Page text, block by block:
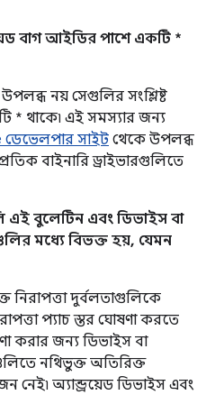
বাগ আইডির পাশে একটি *
নয় সেগুলির সংশ্লিষ্ট
* থাকে৷ এই সমস্যার জন্য
ডেভেলপার সাইট থেকে উপলব্ধ
বাইনারি ড্রাইভারগুলিতে
এই বুলেটিন এবং ডিভাইস বা
মধ্যে বিভক্ত হয়, যেমন
নিরাপত্তা দুর্বলতাগুলিকে
প্যাচ স্তর ঘোষণা করতে
করার জন্য ডিভাইস বা
নথিভুক্ত অতিরিক্ত
নেই৷ অ্যান্ড্রয়েড ডিভাইস এবং